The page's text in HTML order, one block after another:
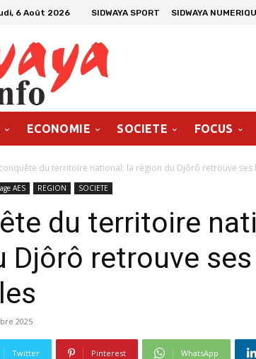
6 Août 2026 SIDWAYA SPORT SIDWAYA
ECONOMIE SOCIETE FOCUS
du territoire national: la région du Djôrô retrouve
AES REGION SOCIETE
du territoire
Djôrô retrouve
2025
Twitter Pinterest WhatsApp